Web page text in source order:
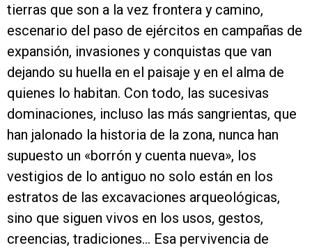
tierras que son a la vez frontera y camino,
escenario del paso de ejércitos en campañas de
expansión, invasiones y conquistas que van
dejando su huella en el paisaje y en el alma de
quienes lo habitan. Con todo, las sucesivas
dominaciones, incluso las más sangrientas, que
han jalonado la historia de la zona, nunca han
supuesto un «borrón y cuenta nueva», los
vestigios de lo antiguo no solo están en los
estratos de las excavaciones arqueológicas,
sino que siguen vivos en los usos, gestos,
creencias, tradiciones… Esa pervivencia de